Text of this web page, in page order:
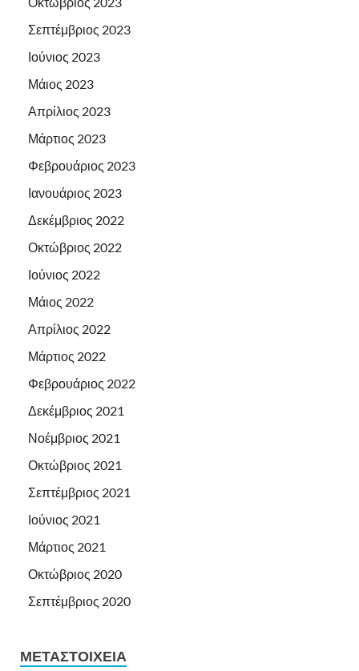
Σεπτέμβριος 2023
Ιούνιος 2023
Μάιος 2023
Απρίλιος 2023
Μάρτιος 2023
Φεβρουάριος 2023
Ιανουάριος 2023
Δεκέμβριος 2022
Οκτώβριος 2022
Ιούνιος 2022
Μάιος 2022
Απρίλιος 2022
Μάρτιος 2022
Φεβρουάριος 2022
Δεκέμβριος 2021
Νοέμβριος 2021
Οκτώβριος 2021
Σεπτέμβριος 2021
Ιούνιος 2021
Μάρτιος 2021
Οκτώβριος 2020
Σεπτέμβριος 2020
ΜΕΤΑΣΤΟΙΧΕΊΑ